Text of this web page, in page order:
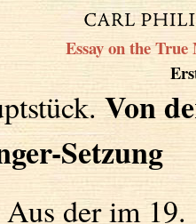
Essay on the
Von
Setzung
der im 19.